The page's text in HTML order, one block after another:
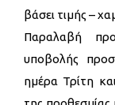
βάσει τιμής –
Παραλαβή
υποβολής
ημέρα Τρίτη